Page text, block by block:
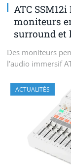
ATC
moniteurs
surround et
Des moniteurs
l’audio immersif
ACTUALITÉS